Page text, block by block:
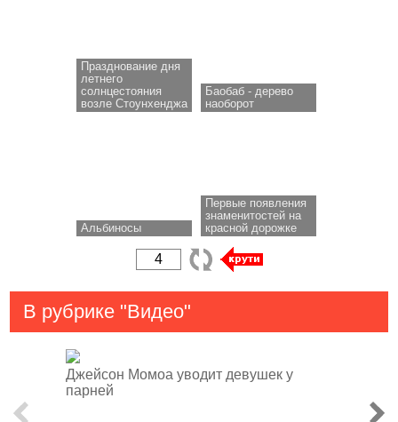
Празднование дня
летнего
солнцестояния
возле Стоунхенджа
Баобаб - дерево
наоборот
Альбиносы
Первые появления
знаменитостей на
красной дорожке
В рубрике "Видео"
Джейсон Момоа уводит девушек у
парней